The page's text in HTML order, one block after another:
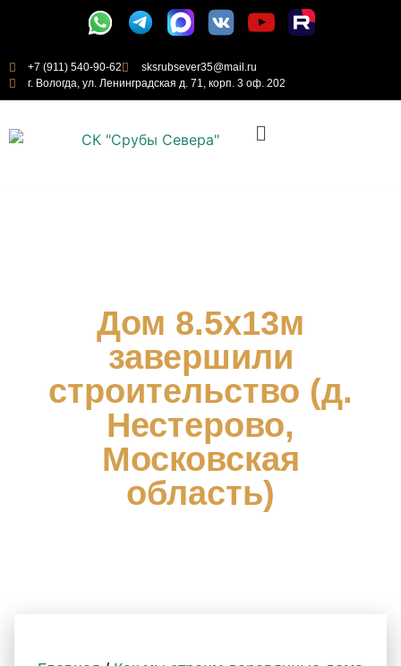
+7 (911) 540-90-62
sksrubsever35@mail.ru
г. Вологда, ул. Ленинградская д. 71, корп. 3 оф. 202
Дом 8.5х13м
завершили
строительство (д.
Нестерово,
Московская
область)